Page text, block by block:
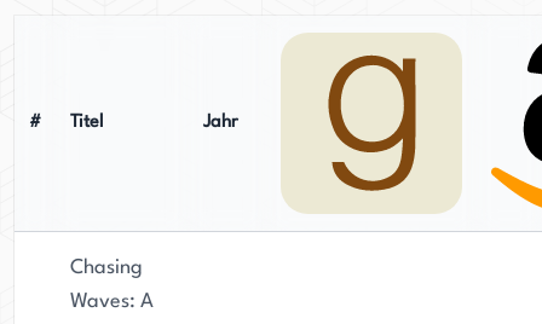
# Titel Jahr
Chasing
Waves: A